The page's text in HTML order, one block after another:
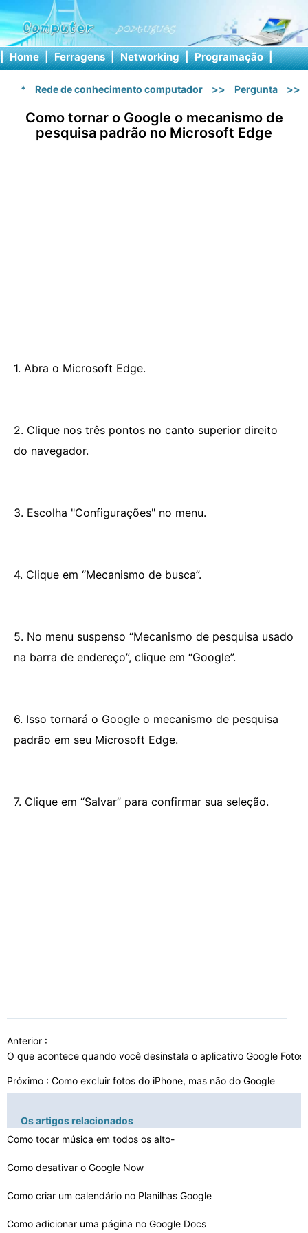
| Home | Ferragens | Networking | Programação |
* Rede de conhecimento computador >> Pergunta >>
Como tornar o Google o mecanismo de
pesquisa padrão no Microsoft Edge
1. Abra o Microsoft Edge.
2. Clique nos três pontos no canto superior direito
do navegador.
3. Escolha "Configurações" no menu.
4. Clique em “Mecanismo de busca”.
5. No menu suspenso “Mecanismo de pesquisa usado
na barra de endereço”, clique em “Google”.
6. Isso tornará o Google o mecanismo de pesquisa
padrão em seu Microsoft Edge.
7. Clique em “Salvar” para confirmar sua seleção.
Anterior :
O que acontece quando você desinstala o aplicativo Google Fotos
Próximo : Como excluir fotos do iPhone, mas não do Google
Os artigos relacionados
Como tocar música em todos os alto-
Como desativar o Google Now
Como criar um calendário no Planilhas Google
Como adicionar uma página no Google Docs